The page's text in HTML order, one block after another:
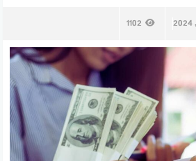
1102